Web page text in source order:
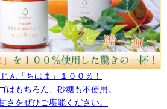
ん「ちはま」１００％！
はもちろん、砂糖も不使用。
さをぜひご堪能ください。